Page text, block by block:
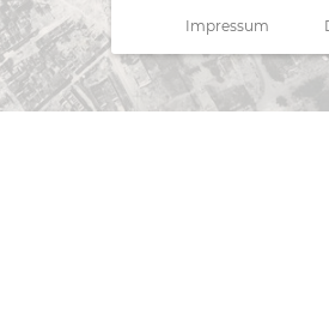
Impressum